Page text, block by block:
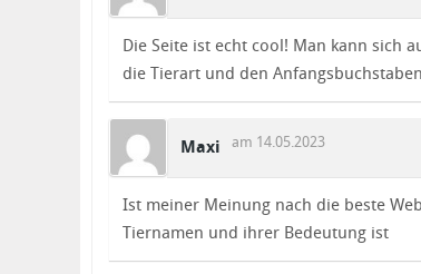
Die Seite ist echt cool! Man kann sich
die Tierart und den
Maxi am 14.05.2023
Ist meiner Meinung nach die beste
Tiernamen und ihrer Bedeutung ist